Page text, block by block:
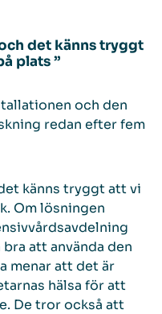
det känns tryggt
plats ”
och den
redan efter fem
känns tryggt att vi
Om lösningen
att använda den
menar att det är
hälsa för att
De tror också att